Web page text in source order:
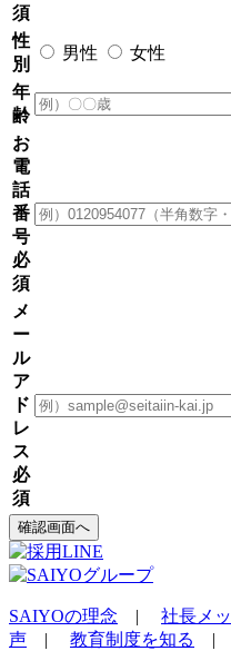
須
性
別
男性 女性
年
齢
お
電
話
番
号
必
須
メ
ー
ル
ア
ド
レ
ス
必
須
SAIYOの理念 | 社長メ
声 | 教育制度を知る |